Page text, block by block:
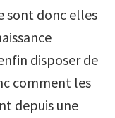
sont donc elles
disposer de
comment les
depuis une